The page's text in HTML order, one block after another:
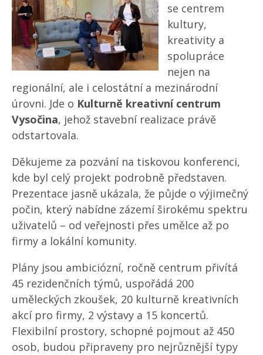
se centrem
kultury,
kreativity a
spolupráce
nejen na
regionální, ale i celostátní a mezinárodní
úrovni. Jde o Kulturně kreativní centrum
Vysočina, jehož stavební realizace právě
odstartovala.
Děkujeme za pozvání na tiskovou konferenci,
kde byl celý projekt podrobně představen.
Prezentace jasně ukázala, že půjde o výjimečný
počin, který nabídne zázemí širokému spektru
uživatelů – od veřejnosti přes umělce až po
firmy a lokální komunity.
Plány jsou ambiciózní, ročně centrum přivítá
45 rezidenčních týmů, uspořádá 200
uměleckých zkoušek, 20 kulturně kreativních
akcí pro firmy, 2 výstavy a 15 koncertů.
Flexibilní prostory, schopné pojmout až 450
osob, budou připraveny pro nejrůznější typy